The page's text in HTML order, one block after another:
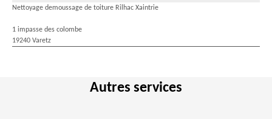
Nettoyage demoussage de toiture Rilhac Xaintrie
1 impasse des colombe
19240 Varetz
Autres services